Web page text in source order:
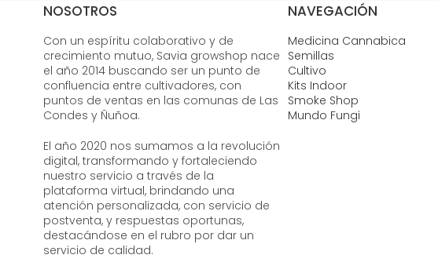
NOSOTROS
Con un espíritu colaborativo y de
crecimiento mutuo, Savia growshop nace
el año 2014 buscando ser un punto de
confluencia entre cultivadores, con
puntos de ventas en las comunas de Las
Condes y Ñuñoa.
El año 2020 nos sumamos a la revolución
digital, transformando y fortaleciendo
nuestro servicio a través de la
plataforma virtual, brindando una
atención personalizada, con servicio de
postventa, y respuestas oportunas,
destacándose en el rubro por dar un
servicio de calidad.
NAVEGACIÓN
Medicina Cannabica
Semillas
Cultivo
Kits Indoor
Smoke Shop
Mundo Fungi